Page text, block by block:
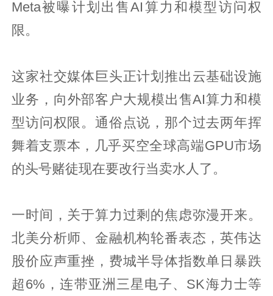
Meta被曝计划出售AI算力和模型访问权
限。
这家社交媒体巨头正计划推出云基础设施
业务，向外部客户大规模出售AI算力和模
型访问权限。通俗点说，那个过去两年挥
舞着支票本，几乎买空全球高端GPU市场
的头号赌徒现在要改行当卖水人了。
一时间，关于算力过剩的焦虑弥漫开来。
北美分析师、金融机构轮番表态，英伟达
股价应声重挫，费城半导体指数单日暴跌
超6%，连带亚洲三星电子、SK海力士等